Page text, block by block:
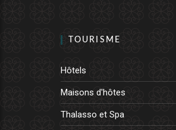
TOURISME
Hôtels
Maisons d'hôtes
Thalasso et Spa